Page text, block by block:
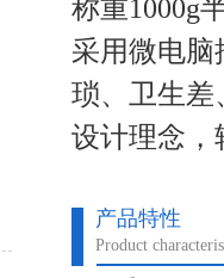
称重1000g
采用微电
琐、卫生差
设计理念，
产品特性
Product